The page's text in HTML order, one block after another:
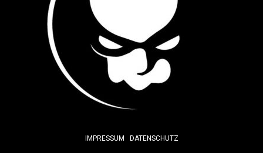
IMPRESSUM DATENSCHUTZ